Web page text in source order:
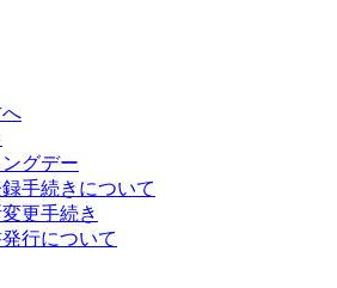
グデー
手続きについて
更手続き
行について